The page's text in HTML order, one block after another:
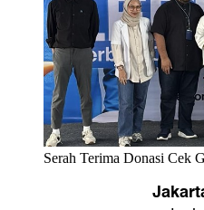
Serah Terima Donasi Cek